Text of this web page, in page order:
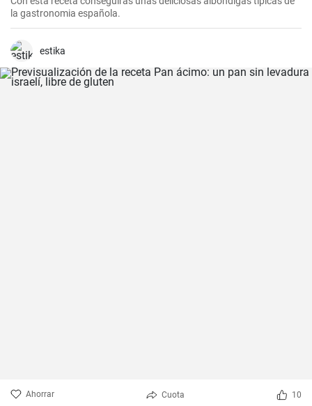
la gastronomia española.
estika
Ahorrar Cuota 10